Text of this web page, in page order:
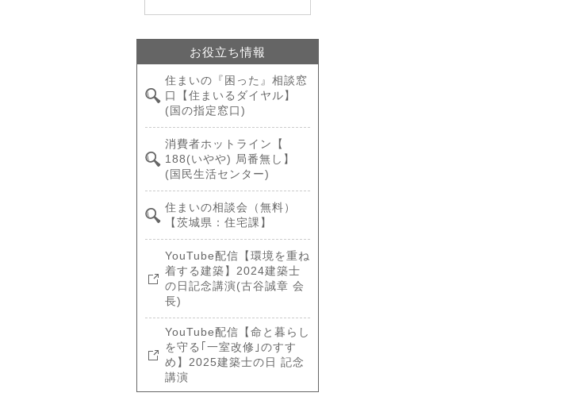
お役立ち情報
住まいの『困った』相談窓
口【住まいるダイヤル】
(国の指定窓口)
消費者ホットライン【
188(いやや) 局番無し】
(国民生活センター)
住まいの相談会（無料）
【茨城県：住宅課】
YouTube配信【環境を重ね
着する建築】2024建築士
の日記念講演(古谷誠章 会
長)
YouTube配信【命と暮らし
を守る｢一室改修｣のすす
め】2025建築士の日 記念
講演